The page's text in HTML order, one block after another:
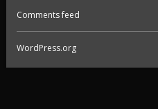
Comments feed
WordPress.org